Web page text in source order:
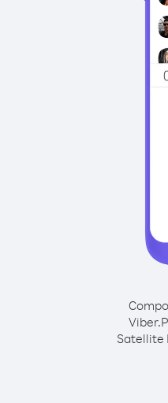
Viber.
Satellite